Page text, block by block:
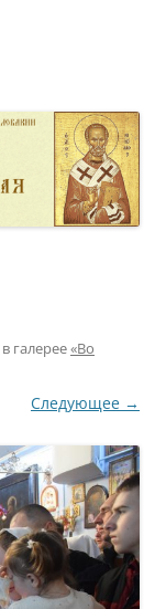
в галерее«Во
Следующее →